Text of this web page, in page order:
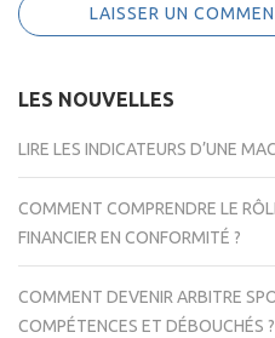
LES NOUVELLES
LIRE LES INDICATEURS D’UNE
COMMENT COMPRENDRE LE
FINANCIER EN CONFORMITÉ ?
COMMENT DEVENIR ARBITRE
COMPÉTENCES ET DÉBOUCHÉS ?